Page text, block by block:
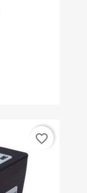
favorite_border